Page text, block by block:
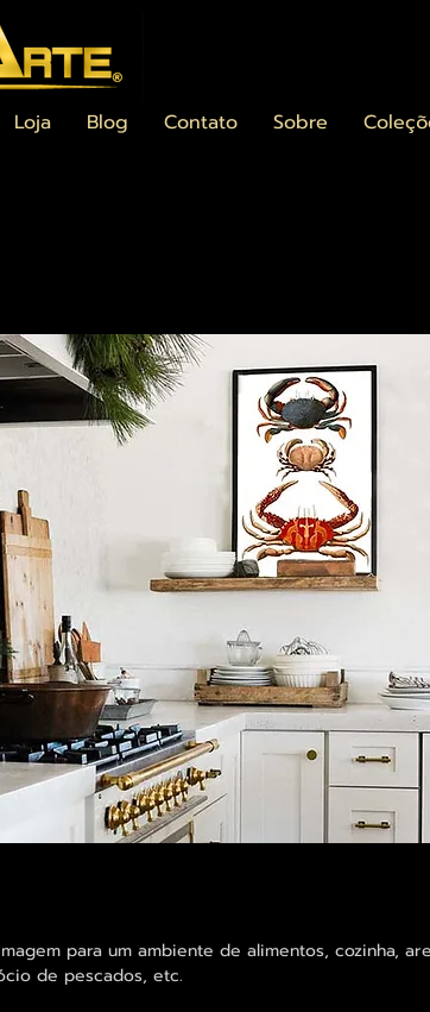
Loja Blog Contato Sobre
para um ambiente de alimentos, cozinha,
de pescados, etc.